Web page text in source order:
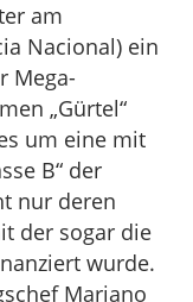
am
Nacional) ein
Mega-
„Gürtel“
um eine mit
B“ der
nur deren
der sogar die
wurde.
Mariano